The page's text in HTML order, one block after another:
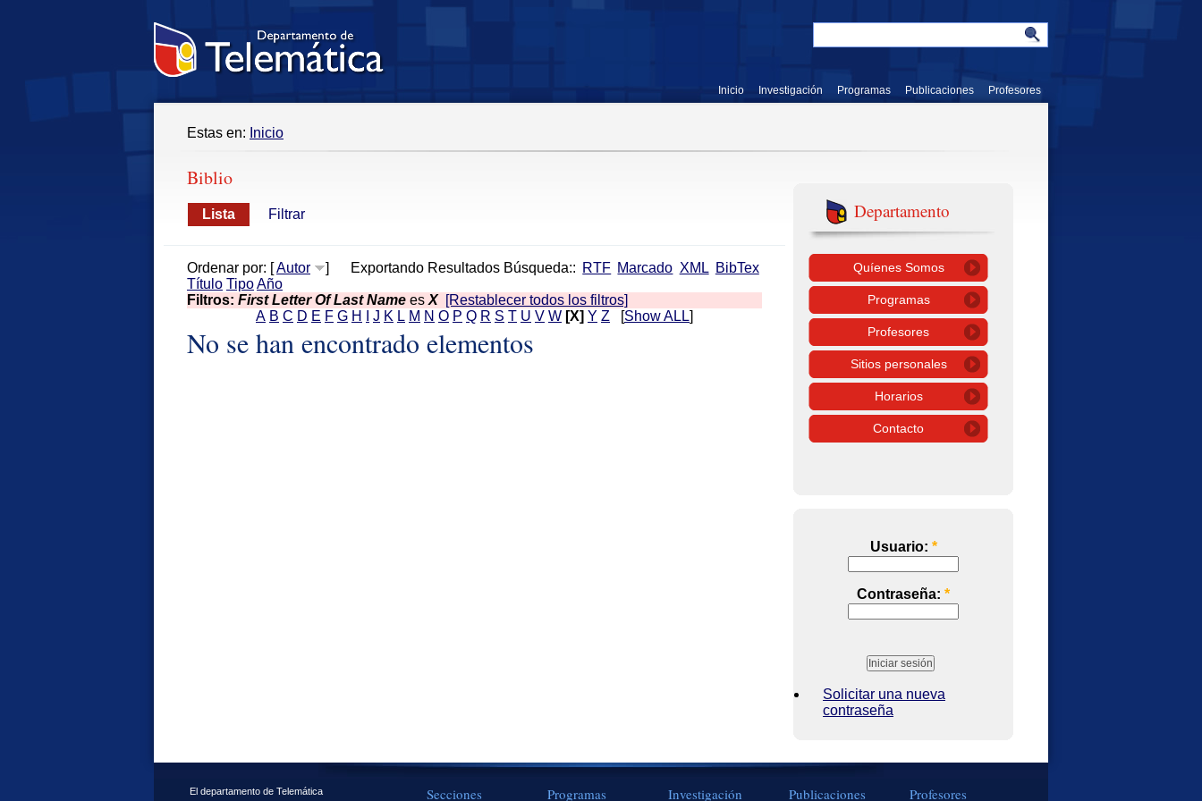
Inicio Investigación Programas Publicaciones Profesores
Estas en: Inicio
Biblio
Lista Filtrar
Exportando Resultados Búsqueda:: RTF Marcado XML BibTex
Ordenar por: [Autor
]
Título TipoAño
Filtros: First Letter Of Last Name es X [Restablecer todos los filtros]
A B C D E F G H J K L M N O P Q R S T U V W [X] Y Z [Show ALL]
No se han encontrado elementos
Departamento
Quíenes Somos
Programas
Profesores
Sitios personales
Horarios
Contacto
Usuario: *
Contraseña: *
Solicitar una nueva
contraseña
El departamento de Telemática
Secciones Programas Investigación Publicaciones Profesores